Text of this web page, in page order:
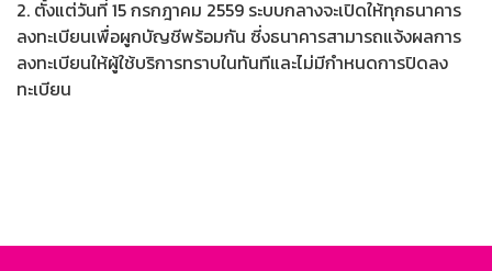
2. ตั้งแต่วันที่ 15 กรกฎาคม 2559 ระบบกลางจะเปิดให้ทุกธนาคาร
ลงทะเบียนเพื่อผูกบัญชีพร้อมกัน ซี่งธนาคารสามารถแจ้งผลการ
ลงทะเบียนให้ผู้ใช้บริการทราบในทันทีและไม่มีกำหนดการปิดลง
ทะเบียน